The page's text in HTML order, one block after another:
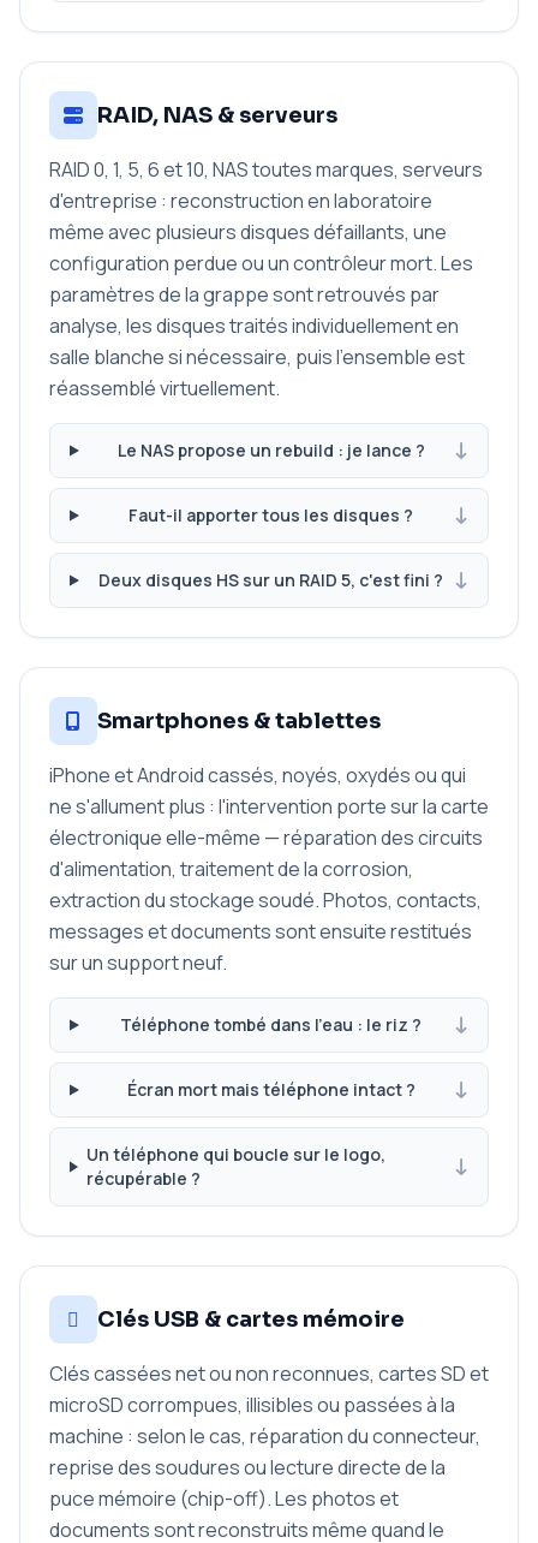
RAID, NAS & serveurs
RAID 0, 1, 5, 6 et 10, NAS toutes marques, serveurs
d'entreprise : reconstruction en laboratoire
même avec plusieurs disques défaillants, une
configuration perdue ou un contrôleur mort. Les
paramètres de la grappe sont retrouvés par
analyse, les disques traités individuellement en
salle blanche si nécessaire, puis l'ensemble est
réassemblé virtuellement.
Le NAS propose un rebuild : je lance ?
Faut-il apporter tous les disques ?
Deux disques HS sur un RAID 5, c'est fini ?
Smartphones & tablettes
iPhone et Android cassés, noyés, oxydés ou qui
ne s'allument plus : l'intervention porte sur la carte
électronique elle-même — réparation des circuits
d'alimentation, traitement de la corrosion,
extraction du stockage soudé. Photos, contacts,
messages et documents sont ensuite restitués
sur un support neuf.
Téléphone tombé dans l'eau : le riz ?
Écran mort mais téléphone intact ?
Un téléphone qui boucle sur le logo,
récupérable ?
Clés USB & cartes mémoire
Clés cassées net ou non reconnues, cartes SD et
microSD corrompues, illisibles ou passées à la
machine : selon le cas, réparation du connecteur,
reprise des soudures ou lecture directe de la
puce mémoire (chip-off). Les photos et
documents sont reconstruits même quand le